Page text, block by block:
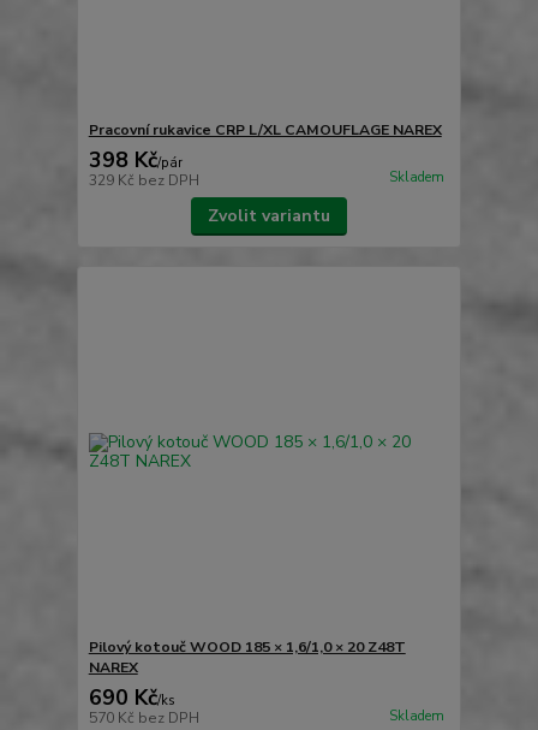
Pracovní rukavice CRP L/XL CAMOUFLAGE NAREX
398 Kč/pár
329 Kč bez DPH Skladem
Zvolit variantu
Pilový kotouč WOOD 185 × 1,6/1,0 × 20 Z48T
NAREX
690 Kč/ks
570 Kč bez DPH Skladem